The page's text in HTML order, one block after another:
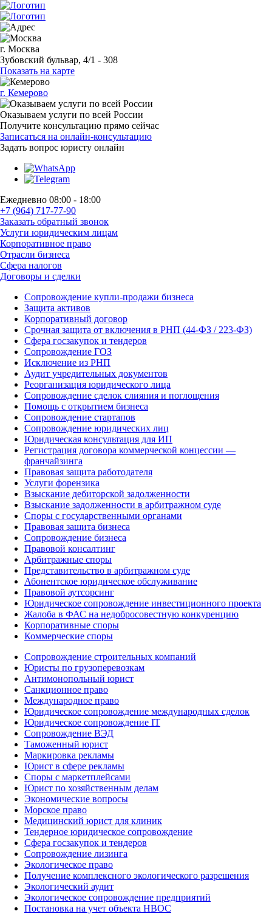
г. Москва
Зубовский бульвар, 4/1 - 308
Показать на карте
г. Кемерово
Оказываем услуги по всей России
Получите консультацию прямо сейчас
Записаться на онлайн-консультацию
Задать вопрос юристу онлайн
Ежедневно 08:00 - 18:00
+7 (964) 717-77-90
Заказать обратный звонок
Услуги юридическим лицам
Корпоративное право
Отрасли бизнеса
Сфера налогов
Договоры и сделки
Сопровождение купли-продажи бизнеса
Защита активов
Корпоративный договор
Срочная защита от включения в РНП (44-ФЗ / 223-ФЗ)
Сфера госзакупок и тендеров
Сопровождение ГОЗ
Исключение из РНП
Аудит учредительных документов
Реорганизация юридического лица
Сопровождение сделок слияния и поглощения
Помощь с открытием бизнеса
Сопровождение стартапов
Сопровождение юридических лиц
Юридическая консультация для ИП
Регистрация договора коммерческой концессии —
франчайзинга
Правовая защита работодателя
Услуги форензика
Взыскание дебиторской задолженности
Взыскание задолженности в арбитражном суде
Споры с государственными органами
Правовая защита бизнеса
Сопровождение бизнеса
Правовой консалтинг
Арбитражные споры
Представительство в арбитражном суде
Абонентское юридическое обслуживание
Правовой аутсорсинг
Юридическое сопровождение инвестиционного проекта
Жалоба в ФАС на недобросовестную конкуренцию
Корпоративные споры
Коммерческие споры
Сопровождение строительных компаний
Юристы по грузоперевозкам
Антимонопольный юрист
Санкционное право
Международное право
Юридическое сопровождение международных сделок
Юридическое сопровождение IT
Сопровождение ВЭД
Таможенный юрист
Маркировка рекламы
Юрист в сфере рекламы
Споры с маркетплейсами
Юрист по хозяйственным делам
Экономические вопросы
Морское право
Медицинский юрист для клиник
Тендерное юридическое сопровождение
Сфера госзакупок и тендеров
Сопровождение лизинга
Экологическое право
Получение комплексного экологического разрешения
Экологический аудит
Экологическое сопровождение предприятий
Постановка на учет объекта НВОС